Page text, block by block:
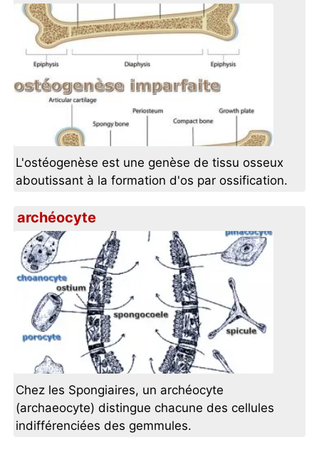
L'ostéogenèse est une genèse de tissu osseux
aboutissant à la formation d'os par ossification.
archéocyte
Chez les Spongiaires, un archéocyte
(archaeocyte) distingue chacune des cellules
indifférenciées des gemmules.